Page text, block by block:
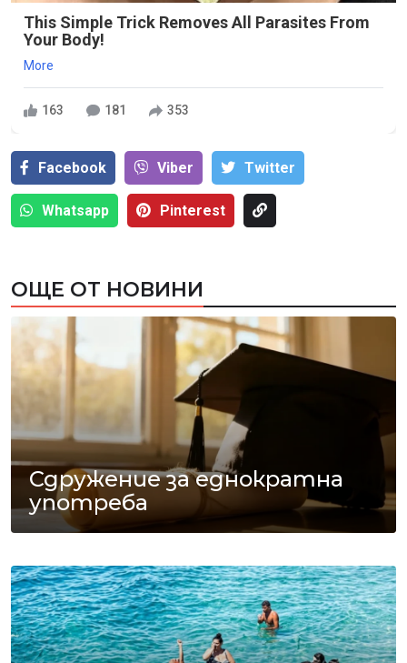
This Simple Trick Removes All Parasites From
Your Body!
More
163 181 353
Facebook Viber Тwitter
Whatsapp Pinterest
ОЩЕ ОТ НОВИНИ
Сдружение за еднократна
употреба